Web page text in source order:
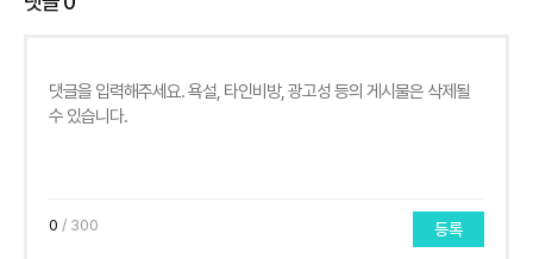
0 / 300 등록